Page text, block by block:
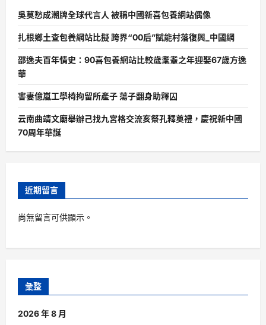
吳莫愁成潮牌全球代言人 被稱中國新喜包養網站偶像
扎根鄉土查包養網站比擬 跨界“00后”賦能村落復興_中國網
邵逸夫百年情史：90喜包養網站比較歲耄耋之年迎娶67歲方逸
華
害妻億嵐工學椅拘留所產子 蕩子翻身助釋囚
云南曲靖文廟舉辦己找九宮格交流亥祭孔釋奠禮，慶祝新中國
70周年華誕
近期留言
尚無留言可供顯示。
彙整
2026 年 8 月